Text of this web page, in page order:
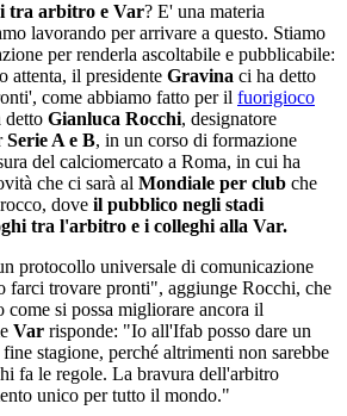
tra arbitro e Var? E' una materia
lavorando per arrivare a questo. Stiamo
per renderla ascoltabile e pubblicabile:
attenta, il presidente Gravina ci ha detto
come abbiamo fatto per il fuorigioco
detto Gianluca Rocchi, designatore
Serie A e B, in un corso di formazione
del calciomercato a Roma, in cui ha
che ci sarà al Mondiale per club che
dove il pubblico negli stadi
tra l'arbitro e i colleghi alla Var.
protocollo universale di comunicazione
farci trovare pronti", aggiunge Rocchi, che
come si possa migliorare ancora il
Var risponde: "Io all'Ifab posso dare un
stagione, perché altrimenti non sarebbe
fa le regole. La bravura dell'arbitro
unico per tutto il mondo."